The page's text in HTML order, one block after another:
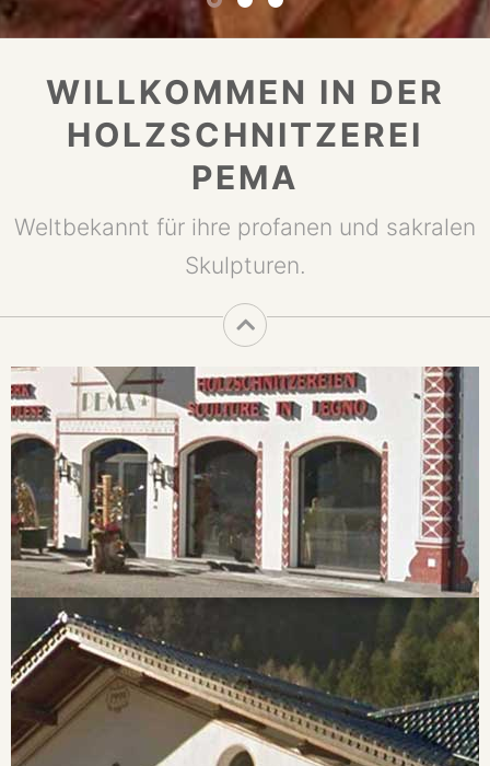
WILLKOMMEN IN DER
HOLZSCHNITZEREI
PEMA
Weltbekannt für ihre profanen und sakralen
Skulpturen.